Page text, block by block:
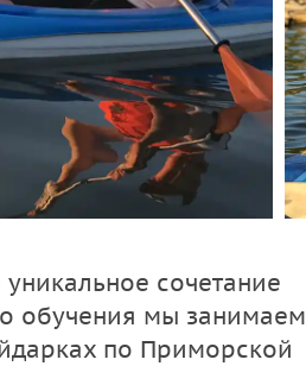
сочетание
обучения мы занимаем
по Приморской